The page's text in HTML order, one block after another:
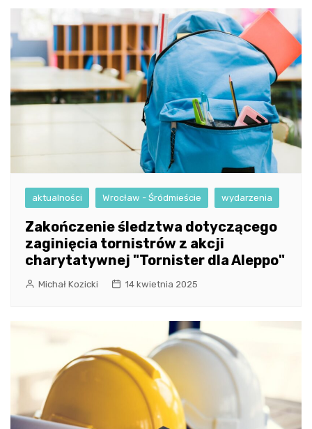
aktualności Wrocław - Śródmieście wydarzenia
Zakończenie śledztwa dotyczącego
zaginięcia tornistrów z akcji
charytatywnej "Tornister dla Aleppo"
Michał Kozicki 14 kwietnia 2025